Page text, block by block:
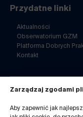
Zarządzaj zgodami
Aby zapewnić jak
40-053 Katowice
Przydatne linki
Aktualności
Obserwatorium GZM
Platforma Dobrych
Kontakt